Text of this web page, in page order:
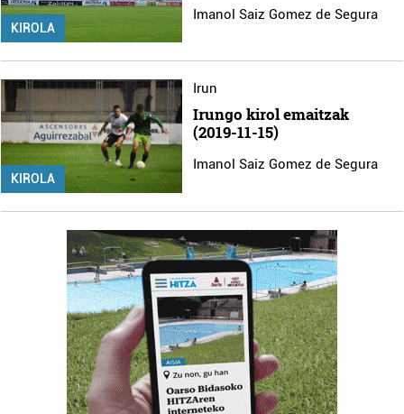
KIROLA
Imanol Saiz Gomez de Segura
KIROLA
Irun
Irungo kirol emaitzak
(2019-11-15)
Imanol Saiz Gomez de Segura